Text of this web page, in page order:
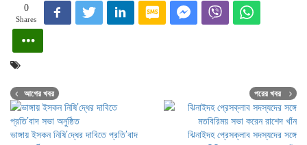
0
Shares
আগের খবর
ভাঙ্গায় ইসকন নিষি’দ্ধের দাবিতে প্রতি’বাদ
পরের খবর
ঝিনাইদহ প্রেসক্লাব সদস্যদের সঙ্গে